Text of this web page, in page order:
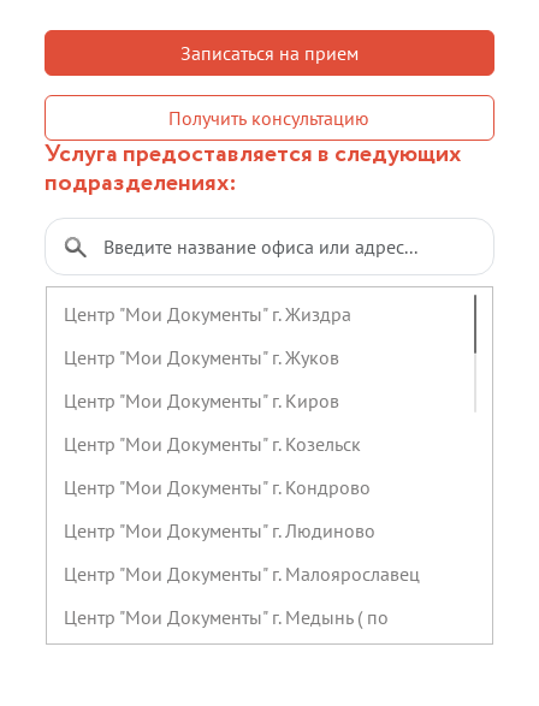
Записаться на прием
Получить консультацию
Услуга предоставляется в следующих
подразделениях:
Центр "Мои Документы" г. Жиздра
Центр "Мои Документы" г. Жуков
Центр "Мои Документы" г. Киров
Центр "Мои Документы" г. Козельск
Центр "Мои Документы" г. Кондрово
Центр "Мои Документы" г. Людиново
Центр "Мои Документы" г. Малоярославец
Центр "Мои Документы" г. Медынь ( по
предварительной записи)